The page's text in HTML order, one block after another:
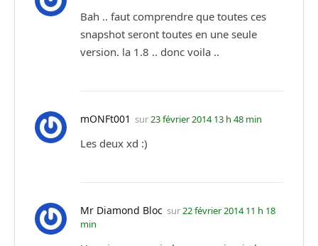
Bah .. faut comprendre que toutes ces
snapshot seront toutes en une seule
version. la 1.8 .. donc voila ..
mONFt001 sur23 février 2014 13 h 48 min
Les deux xd :)
Mr Diamond Bloc sur22 février 2014 11 h 18
min